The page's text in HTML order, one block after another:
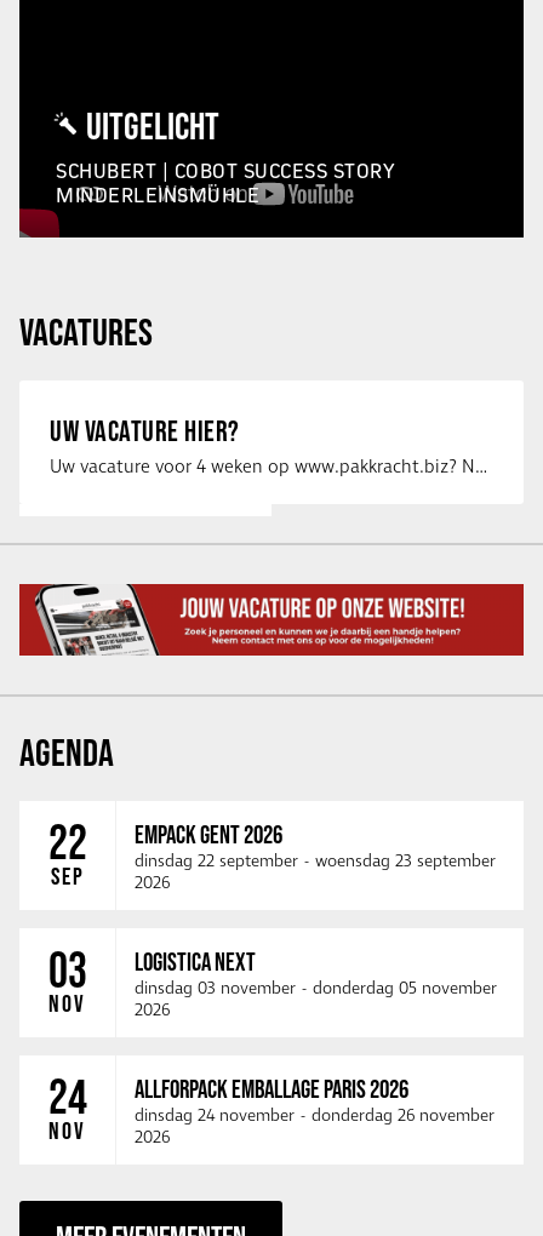
UITGELICHT
SCHUBERT | COBOT SUCCESS STORY
MINDERLEINSMÜHLE
VACATURES
UW VACATURE HIER?
Uw vacature voor 4 weken op www.pakkracht.biz? Neem dan contact op met Yannick van …
AGENDA
22
SEP
EMPACK GENT 2026
dinsdag 22 september - woensdag 23 september
2026
03
NOV
LOGISTICA NEXT
dinsdag 03 november - donderdag 05 november
2026
24
NOV
ALLFORPACK EMBALLAGE PARIS 2026
dinsdag 24 november - donderdag 26 november
2026